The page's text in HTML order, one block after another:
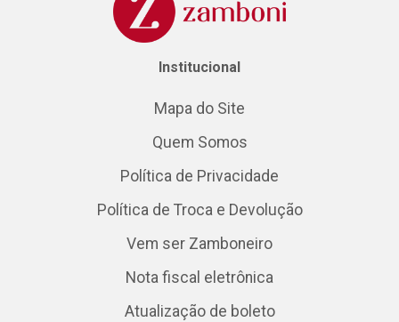
Institucional
Mapa do Site
Quem Somos
Política de Privacidade
Política de Troca e Devolução
Vem ser Zamboneiro
Nota fiscal eletrônica
Atualização de boleto